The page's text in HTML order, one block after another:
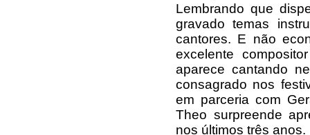
Lembrando que
gravado temas
cantores. E não
excelente
aparece cantando
consagrado nos
em parceria com
Theo surpreende
nos últimos três